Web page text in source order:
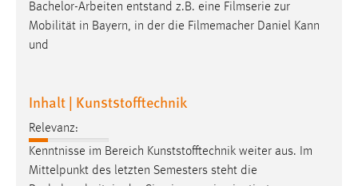
Bachelor-Arbeiten entstand z.B. eine Filmserie zur
Mobilität in Bayern, in der die Filmemacher Daniel Kann
und
Inhalt | Kunststofftechnik
Relevanz:
Kenntnisse im Bereich Kunststofftechnik weiter aus. Im
Mittelpunkt des letzten Semesters steht die
Anbieter:
Cookie Laufzeit:
3 Monate